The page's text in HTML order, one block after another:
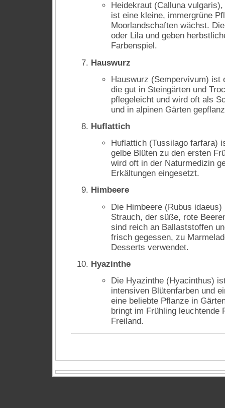
Heidekraut (Calluna
ist eine kleine, immergrüne
Moorlandschaften wächst.
oder Lila und geben
Farbenspiel.
Hauswurz
Hauswurz (Sempervivum) ist
die gut in Steingärten und
pflegeleicht und wird oft als
und in alpinen Gärten
Huflattich
Huflattich (Tussilago farfara)
gelbe Blüten zu den ersten
wird oft in der Naturmedizin
Erkältungen eingesetzt.
Himbeere
Die Himbeere (Rubus
Strauch, der süße, rote
sind reich an Ballaststoffen
frisch gegessen, zu
Desserts verwendet.
Hyazinthe
Die Hyazinthe (Hyacinthus)
intensiven Blütenfarben und
eine beliebte Pflanze in
bringt im Frühling leuchtende
Freiland.